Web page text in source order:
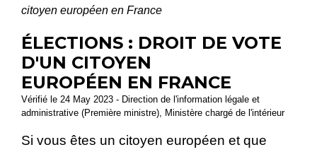
citoyen européen en France
ÉLECTIONS : DROIT DE VOTE
D'UN CITOYEN
EUROPÉEN EN FRANCE
Vérifié le 24 May 2023 - Direction de l'information légale et
administrative (Première ministre), Ministère chargé de l'intérieur
Si vous êtes un citoyen européen et que